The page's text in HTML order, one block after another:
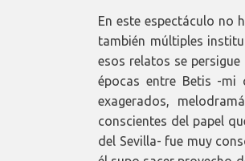
En este espectáculo no
también múltiples
esos relatos se
épocas entre Betis -
exagerados,
conscientes del papel
del Sevilla- fue muy